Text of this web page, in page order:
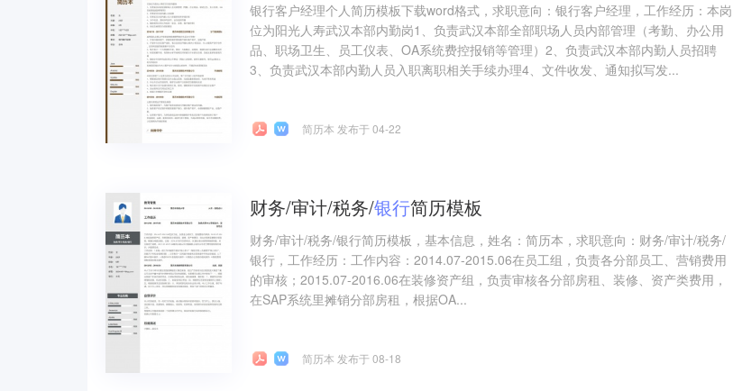
银行客户经理个人简历模板下载word格式，求职意向：银行客户经理，工作经历：本岗
位为阳光人寿武汉本部内勤岗1、负责武汉本部全部职场人员内部管理（考勤、办公用
品、职场卫生、员工仪表、OA系统费控报销等管理）2、负责武汉本部内勤人员招聘
3、负责武汉本部内勤人员入职离职相关手续办理4、文件收发、通知拟写发...
简历本 发布于 04-22
财务/审计/税务/银行简历模板
财务/审计/税务/银行简历模板，基本信息，姓名：简历本，求职意向：财务/审计/税务/
银行，工作经历：工作内容：2014.07-2015.06在员工组，负责各分部员工、营销费用
的审核；2015.07-2016.06在装修资产组，负责审核各分部房租、装修、资产类费用，
在SAP系统里摊销分部房租，根据OA...
简历本 发布于 08-18